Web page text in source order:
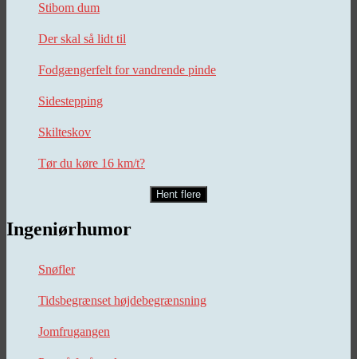
Stibom dum
Der skal så lidt til
Fodgængerfelt for vandrende pinde
Sidestepping
Skilteskov
Tør du køre 16 km/t?
Hent flere
Ingeniørhumor
Snøfler
Tidsbegrænset højdebegrænsning
Jomfrugangen